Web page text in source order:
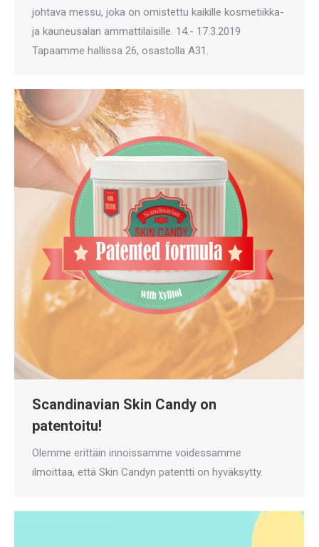
johtava messu, joka on omistettu kaikille kosmetiikka-
ja kauneusalan ammattilaisille. 14.- 17.3.2019
Tapaamme hallissa 26, osastolla A31.
Scandinavian Skin Candy on
patentoitu!
Olemme erittäin innoissamme voidessamme
ilmoittaa, että Skin Candyn patentti on hyväksytty.